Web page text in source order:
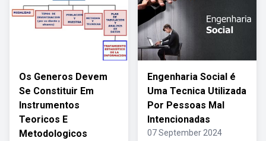
Os Generos Devem
Se Constituir Em
Instrumentos
Teoricos E
Metodologicos
Engenharia Social é
Uma Tecnica Utilizada
Por Pessoas Mal
Intencionadas
07 September 2024